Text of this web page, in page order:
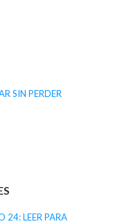
SIN PERDER
24: LEER PARA